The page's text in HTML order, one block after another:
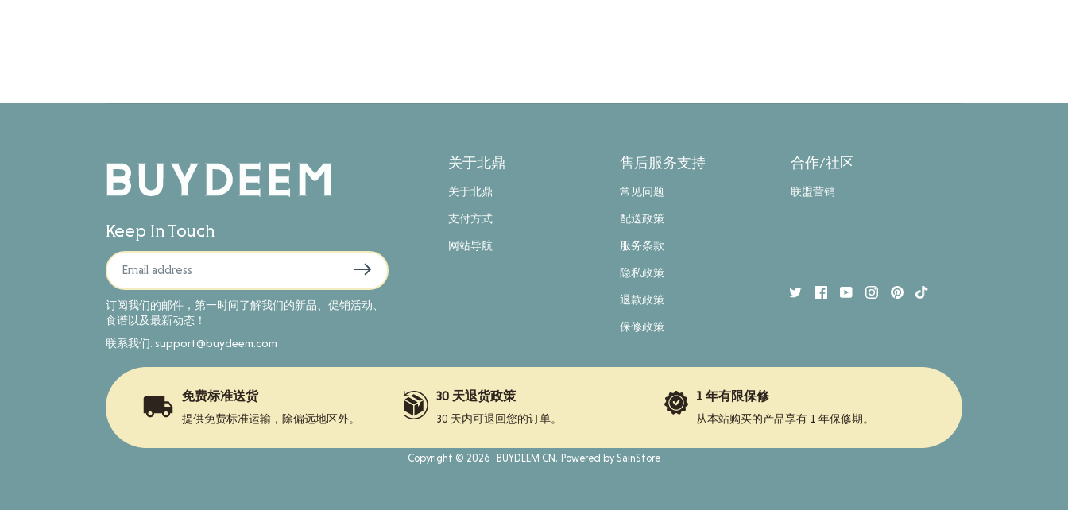
Keep In Touch
订阅我们的邮件，第一时间了解我们的新品、促销活动、
食谱以及最新动态！
联系我们: support@buydeem.com
关于北鼎
关于北鼎
支付方式
网站导航
售后服务支持
常见问题
配送政策
服务条款
隐私政策
退款政策
保修政策
合作/社区
联盟营销
免费标准送货
提供免费标准运输，除偏远地区外。
30 天退货政策
30 天内可退回您的订单。
1 年有限保修
从本站购买的产品享有 1 年保修期。
Copyright © 2026 BUYDEEM CN . Powered by SainStore